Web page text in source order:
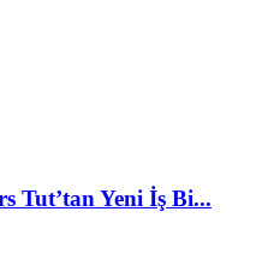
Tut’tan Yeni İş Bi...